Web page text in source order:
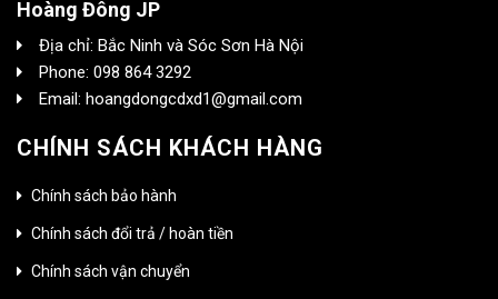
Hoàng Đông JP
Địa chỉ: Bắc Ninh và Sóc Sơn Hà Nội
Phone: 098 864 3292
Email: hoangdongcdxd1@gmail.com
CHÍNH SÁCH KHÁCH HÀNG
Chính sách bảo hành
Chính sách đổi trả / hoàn tiền
Chính sách vận chuyển